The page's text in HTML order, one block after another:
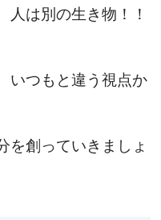
人は別の生き物！！
いつもと違う視点か
を創っていきましょ